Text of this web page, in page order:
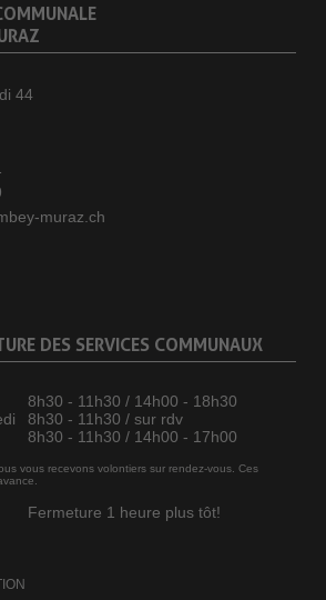
44
muraz.ch
DES SERVICES COMMUNAUX
8h30 - 11h30 / 14h00 - 18h30
8h30 - 11h30 / sur rdv
8h30 - 11h30 / 14h00 - 17h00
vous recevons volontiers sur rendez-vous. Ces
Fermeture 1 heure plus tôt!